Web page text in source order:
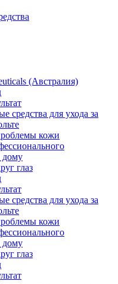
(Австралия)
средства для ухода за
кожи
дому
глаз
средства для ухода за
кожи
дому
глаз